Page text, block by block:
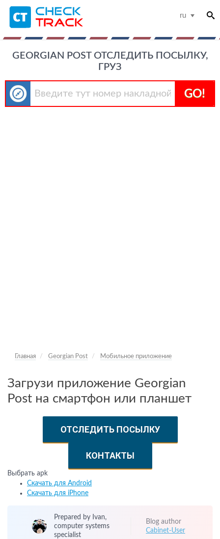
ru
GEORGIAN POST ОТСЛЕДИТЬ ПОСЫЛКУ,
ГРУЗ
GO!
Главная Georgian Post Мобильное приложение
Загрузи приложение Georgian
Post на смартфон или планшет
ОТСЛЕДИТЬ ПОСЫЛКУ
КОНТАКТЫ
Выбрать apk
Скачать для Android
Скачать для iPhone
Prepared by Ivan,
computer systems
specialist
Blog author
Cabinet-User